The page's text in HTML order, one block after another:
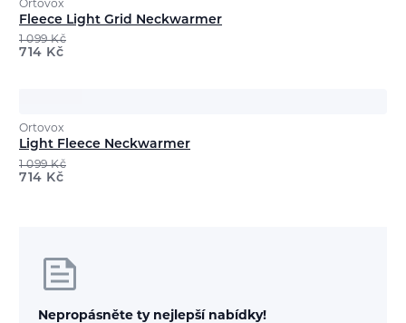
Ortovox
Fleece Light Grid Neckwarmer
1 099Kč
714 Kč
Ortovox
Light Fleece Neckwarmer
1 099Kč
714 Kč
Nepropásněte ty nejlepší nabídky!